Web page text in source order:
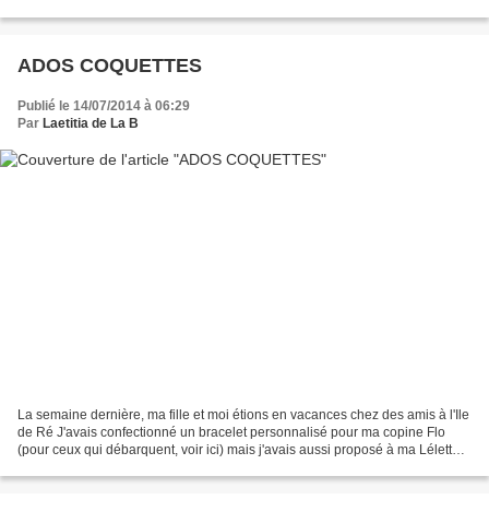
ADOS COQUETTES
Publié le 14/07/2014 à 06:29
Par Laetitia de La B
La semaine dernière, ma fille et moi étions en vacances chez des amis à l'Ile
de Ré J'avais confectionné un bracelet personnalisé pour ma copine Flo
(pour ceux qui débarquent, voir ici) mais j'avais aussi proposé à ma Lélette